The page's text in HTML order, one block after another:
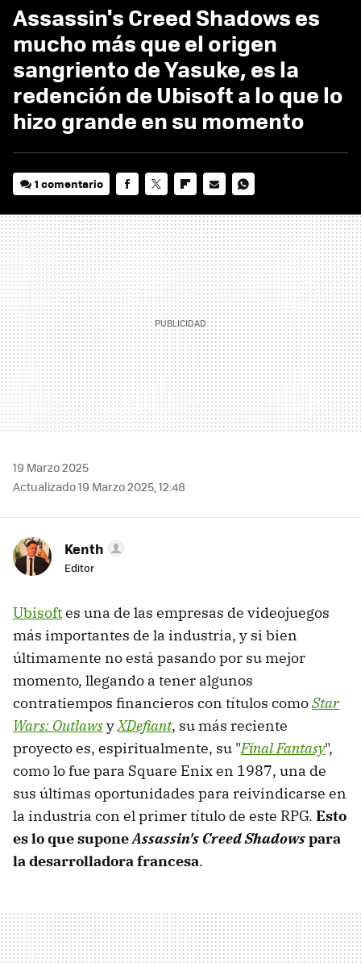
Assassin's Creed Shadows es
mucho más que el origen
sangriento de Yasuke, es la
redención de Ubisoft a lo que lo
hizo grande en su momento
1 comentario
MAIL
19 Marzo 2025
Actualizado 19 Marzo 2025, 12:48
Kenth
Editor
Ubisoftes una de las empresas de videojuegos
más importantes de la industria, y si bien
últimamente no está pasando por su mejor
momento, llegando a tener algunos
contratiempos financieros con títulos comoStar
Wars: OutlawsyXDefiant, su más reciente
proyecto es, espiritualmente, su "Final Fantasy",
como lo fue para Square Enix en 1987, una de
sus últimas oportunidades para reivindicarse en
la industria con el primer título de este RPG. Esto
es lo que suponeAssassin's Creed Shadowspara
la desarrolladora francesa.